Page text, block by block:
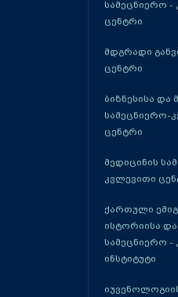
სამეცნიერო -
ცენტრი
მდგრადი
ცენტრი
ბიზნესისა და
სამეცნიერო-
ცენტრი
მედიცინის
კვლევითი
ქართული
ისტორიისა
სამეცნიერო -
ინსტიტუტი